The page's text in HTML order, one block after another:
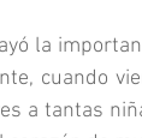
la
cuando
a tantas